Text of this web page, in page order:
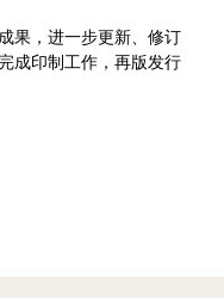
果，进一步更新、修订
成印制工作，再版发行